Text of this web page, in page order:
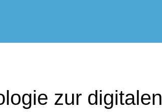
zur digitalen